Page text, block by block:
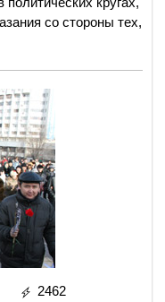
со стороны тех,
2462